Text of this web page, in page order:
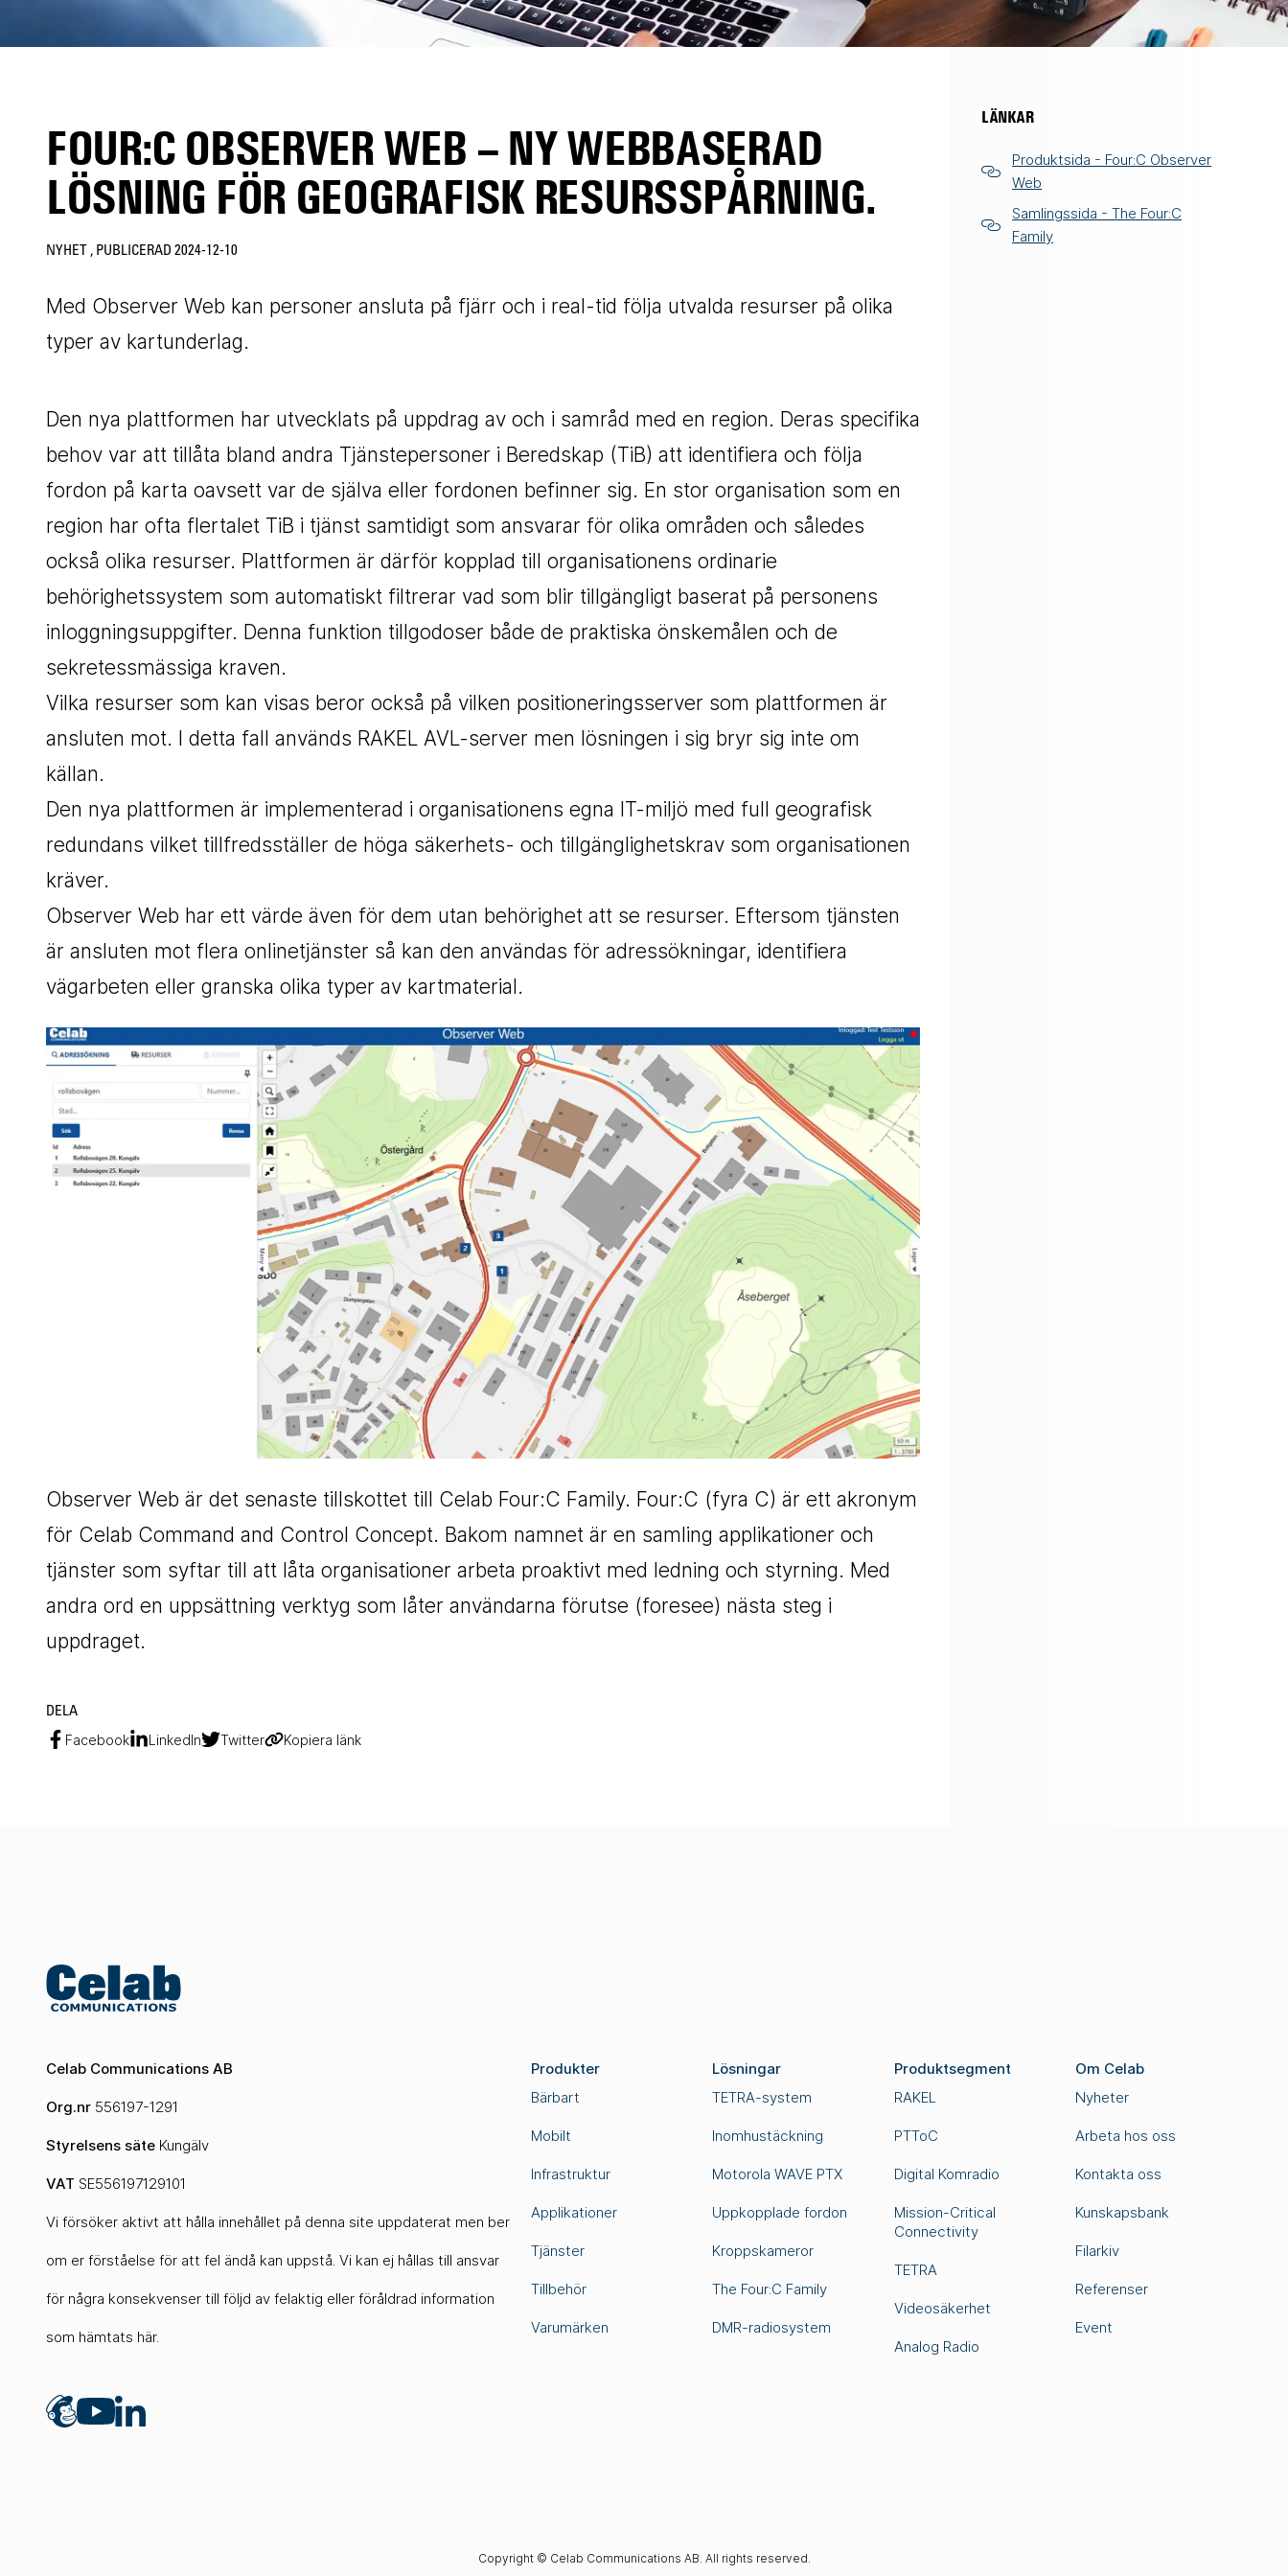
FOUR:C OBSERVER WEB – NY WEBBASERAD
LÖSNING FÖR GEOGRAFISK RESURSSPÅRNING.
NYHET , PUBLICERAD 2024-12-10
Med Observer Web kan personer ansluta på fjärr och i real-tid följa utvalda resurser på olika
typer av kartunderlag.
Den nya plattformen har utvecklats på uppdrag av och i samråd med en region. Deras specifika
behov var att tillåta bland andra Tjänstepersoner i Beredskap (TiB) att identifiera och följa
fordon på karta oavsett var de själva eller fordonen befinner sig. En stor organisation som en
region har ofta flertalet TiB i tjänst samtidigt som ansvarar för olika områden och således
också olika resurser. Plattformen är därför kopplad till organisationens ordinarie
behörighetssystem som automatiskt filtrerar vad som blir tillgängligt baserat på personens
inloggningsuppgifter. Denna funktion tillgodoser både de praktiska önskemålen och de
sekretessmässiga kraven.
Vilka resurser som kan visas beror också på vilken positioneringsserver som plattformen är
ansluten mot. I detta fall används RAKEL AVL-server men lösningen i sig bryr sig inte om
källan.
Den nya plattformen är implementerad i organisationens egna IT-miljö med full geografisk
redundans vilket tillfredsställer de höga säkerhets- och tillgänglighetskrav som organisationen
kräver.
Observer Web har ett värde även för dem utan behörighet att se resurser. Eftersom tjänsten
är ansluten mot flera onlinetjänster så kan den användas för adressökningar, identifiera
vägarbeten eller granska olika typer av kartmaterial.
Observer Web är det senaste tillskottet till Celab Four:C Family. Four:C (fyra C) är ett akronym
för Celab Command and Control Concept. Bakom namnet är en samling applikationer och
tjänster som syftar till att låta organisationer arbeta proaktivt med ledning och styrning. Med
andra ord en uppsättning verktyg som låter användarna förutse (foresee) nästa steg i
uppdraget.
DELA
Facebook LinkedIn Twitter Kopiera länk
LÄNKAR
Produktsida - Four:C Observer
Web
Samlingssida - The Four:C
Family
Celab Communications AB
Org.nr 556197-1291
Styrelsens säte Kungälv
VAT SE556197129101
Vi försöker aktivt att hålla innehållet på denna site uppdaterat men ber
om er förståelse för att fel ändå kan uppstå. Vi kan ej hållas till ansvar
för några konsekvenser till följd av felaktig eller föråldrad information
som hämtats här.
Mailchimp
YouTubeLinkedIn
Produkter
Bärbart
Mobilt
Infrastruktur
Applikationer
Tjänster
Tillbehör
Varumärken
Lösningar
TETRA-system
Inomhustäckning
Motorola WAVE PTX
Uppkopplade fordon
Kroppskameror
The Four:C Family
DMR-radiosystem
Produktsegment
RAKEL
PTToC
Digital Komradio
Mission-Critical
Connectivity
TETRA
Videosäkerhet
Analog Radio
Om Celab
Nyheter
Arbeta hos oss
Kontakta oss
Kunskapsbank
Filarkiv
Referenser
Event
Copyright © Celab Communications AB. All rights reserved.